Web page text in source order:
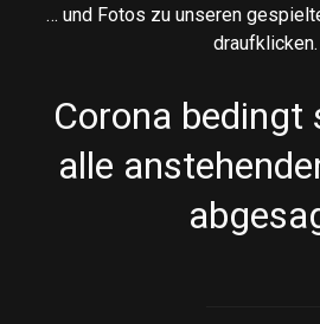
… und Fotos zu unseren
draufklicken.
Corona bedingt
alle